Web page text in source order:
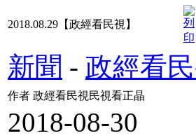
2018.08.29【政經看民視】
新聞 - 政經看
作者 政經看民視民視看正晶
2018-08-30